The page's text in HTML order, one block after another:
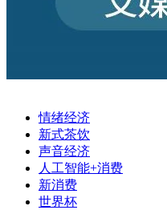
情绪经济
新式茶饮
声音经济
人工智能+消费
新消费
世界杯